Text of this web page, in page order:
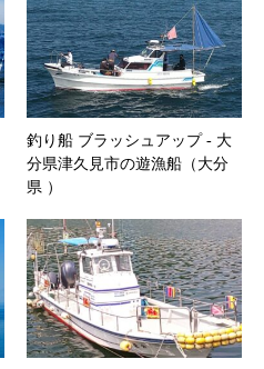
釣り船 ブラッシュアップ ‐ 大
分県津久見市の遊漁船（大分
県 ）